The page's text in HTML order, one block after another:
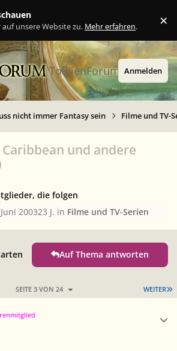
unsere Website zu. Mehr erfahren. ×
TolkienForum Anmelden
nicht immer Fantasy sein Filme und TV-
und andere
die folgen
200323 J. in Filme und TV-Serien
Auf Thema antworten
WEITER
SEITE 3 VON 24